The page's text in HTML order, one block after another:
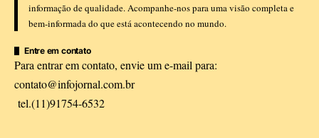
informação de qualidade. Acompanhe-nos para uma visão completa e
bem-informada do que está acontecendo no mundo.
Entre em contato
Para entrar em contato, envie um e-mail para:
contato@infojornal.com.br
tel.(11)91754-6532